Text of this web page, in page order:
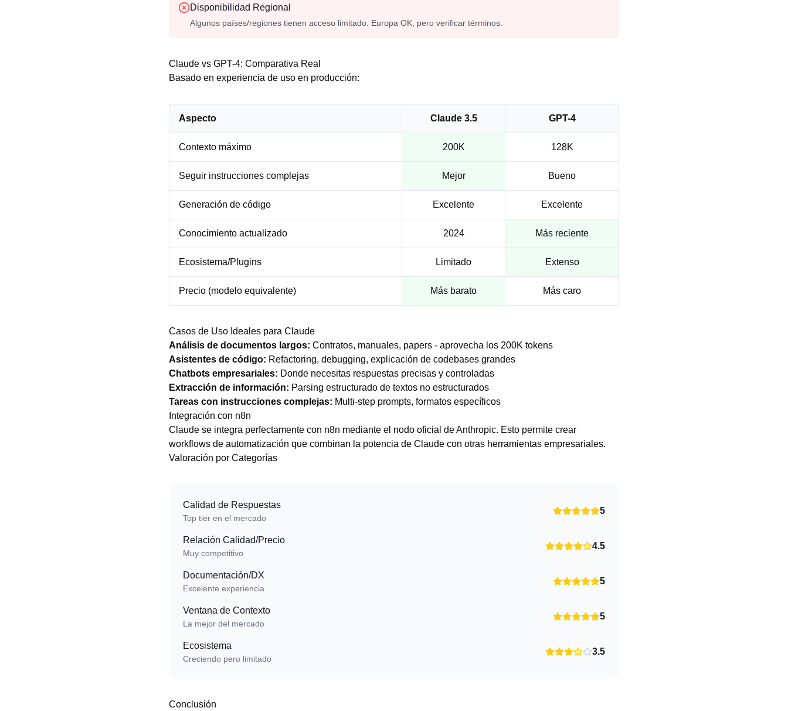
Disponibilidad Regional
Algunos países/regiones tienen acceso limitado. Europa OK, pero verificar términos.
Claude vs GPT-4: Comparativa Real
Basado en experiencia de uso en producción:
Aspecto Claude 3.5 GPT-4
Contexto máximo 200K 128K
Seguir instrucciones complejas Mejor Bueno
Generación de código Excelente Excelente
Conocimiento actualizado 2024 Más reciente
Ecosistema/Plugins Limitado Extenso
Precio (modelo equivalente) Más barato Más caro
Casos de Uso Ideales para Claude
Análisis de documentos largos: Contratos, manuales, papers - aprovecha los 200K tokens
Asistentes de código: Refactoring, debugging, explicación de codebases grandes
Chatbots empresariales: Donde necesitas respuestas precisas y controladas
Extracción de información: Parsing estructurado de textos no estructurados
Tareas con instrucciones complejas: Multi-step prompts, formatos específicos
Integración con n8n
Claude se integra perfectamente con n8n mediante el nodo oficial de Anthropic. Esto permite crear
workflows de automatización que combinan la potencia de Claude con otras herramientas empresariales.
Valoración por Categorías
Calidad de Respuestas
Top tier en el mercado
5
Relación Calidad/Precio
Muy competitivo
4.5
Documentación/DX
Excelente experiencia
5
Ventana de Contexto
La mejor del mercado
5
Ecosistema
Creciendo pero limitado
3.5
Conclusión